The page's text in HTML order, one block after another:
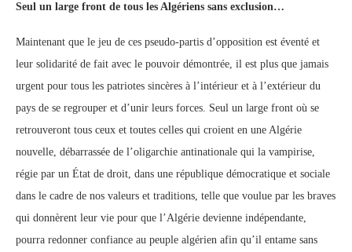
Seul un large front de tous les Algériens sans exclusion…
Maintenant que le jeu de ces pseudo-partis d’opposition est éventé et
leur solidarité de fait avec le pouvoir démontrée, il est plus que jamais
urgent pour tous les patriotes sincères à l’intérieur et à l’extérieur du
pays de se regrouper et d’unir leurs forces. Seul un large front où se
retrouveront tous ceux et toutes celles qui croient en une Algérie
nouvelle, débarrassée de l’oligarchie antinationale qui la vampirise,
régie par un État de droit, dans une république démocratique et sociale
dans le cadre de nos valeurs et traditions, telle que voulue par les braves
qui donnèrent leur vie pour que l’Algérie devienne indépendante,
pourra redonner confiance au peuple algérien afin qu’il entame sans